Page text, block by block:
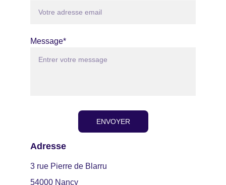
Adresse
3 rue Pierre de Blarru
54000 Nancy
Message*
ENVOYER